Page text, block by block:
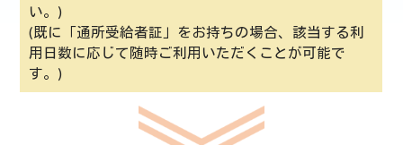
い。)
(既に「通所受給者証」をお持ちの場合、該当する利
用日数に応じて随時ご利用いただくことが可能で
す。)